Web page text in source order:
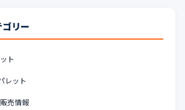
リー
ト
レット
売情報